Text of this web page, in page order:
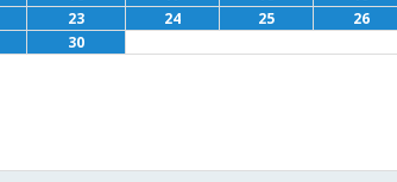
23 24 25
26
30